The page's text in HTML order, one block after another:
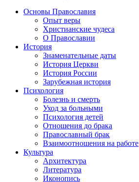
Основы Православия
Опыт веры
Христианские чудеса
О Православии
История
Знаменательные даты
История Церкви
История России
Зарубежная история
Психология
Болезнь и смерть
Уход за больными
Психология детей
Отношения до брака
Православный брак
Взаимоотношения на работе
Культура
Архитектура
Литература
Иконопись